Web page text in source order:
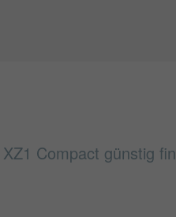
Compact günstig